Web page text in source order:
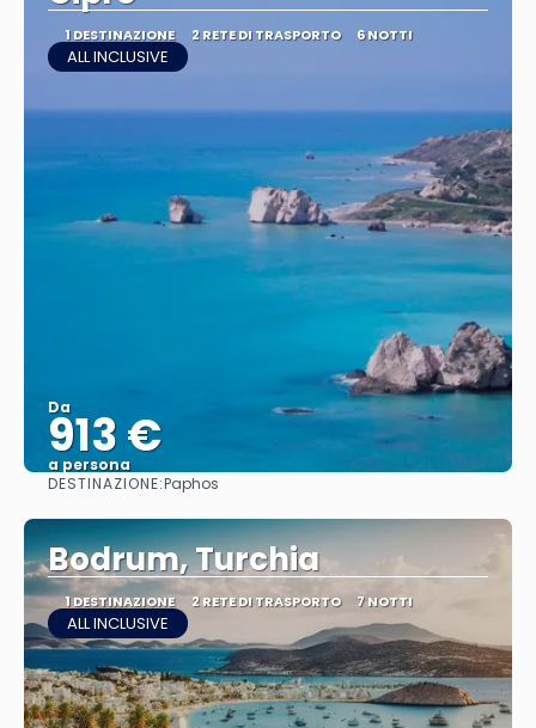
1 DESTINAZIONE 2 RETE DI TRASPORTO 6 NOTTI
ALL INCLUSIVE
Da
913 €
a persona
DESTINAZIONE:Paphos
Bodrum, Turchia
1 DESTINAZIONE 2 RETE DI TRASPORTO 7 NOTTI
ALL INCLUSIVE